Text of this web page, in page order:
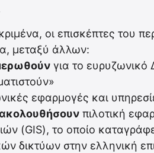
οι επισκέπτες του
μεταξύ άλλων:
για το ευρυζωνικό
εφαρμογές και
πιλοτική
(GIS), το οποίο
δικτύων στην ελληνική